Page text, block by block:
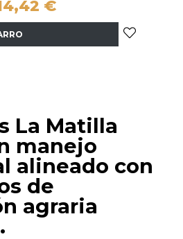
€
La Matilla
manejo
alineado con
de
agraria